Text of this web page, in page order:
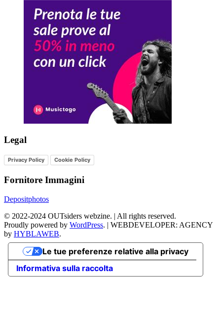
Legal
Privacy Policy Cookie Policy
Fornitore Immagini
Depositphotos
© 2022-2024 OUTsiders webzine. | All rights reserved.
Proudly powered by WordPress. | WEBDEVELOPER: AGENCY
by HYBLAWEB.
Informativa sulla raccolta
Le tue preferenze relative alla privacy